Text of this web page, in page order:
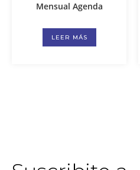
Mensual Agenda
LEER MÁS